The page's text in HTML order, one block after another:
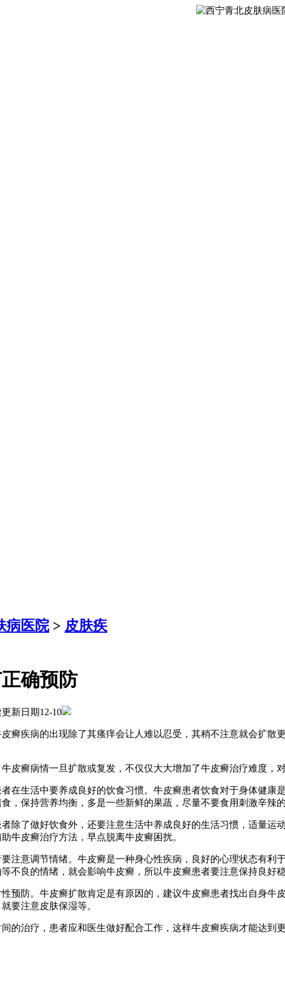
病医院> 皮肤疾
确预防
更新日期12-10
疾病的出现除了其瘙痒会让人难以忍受，其稍不注意就会扩散
癣病情一旦扩散或复发，不仅仅大大增加了牛皮癣治疗难度，
生活中要养成良好的饮食习惯。牛皮癣患者饮食对于身体健康
，保持营养均衡，多是一些新鲜的果蔬，尽量不要食用刺激辛辣的
了做好饮食外，还要注意生活中养成良好的生活习惯，适量运
牛皮癣治疗方法，早点脱离牛皮癣困扰。
意调节情绪。牛皮癣是一种身心性疾病，良好的心理状态有利
不良的情绪，就会影响牛皮癣，所以牛皮癣患者要注意保持良好
防。牛皮癣扩散肯定是有原因的，建议牛皮癣患者找出自身牛
要注意皮肤保湿等。
治疗，患者应和医生做好配合工作，这样牛皮癣疾病才能达到更